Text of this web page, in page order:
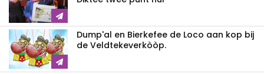
Dump'al en Bierkefee de Loco aan kop bij
de Veldtekeverkòòp.